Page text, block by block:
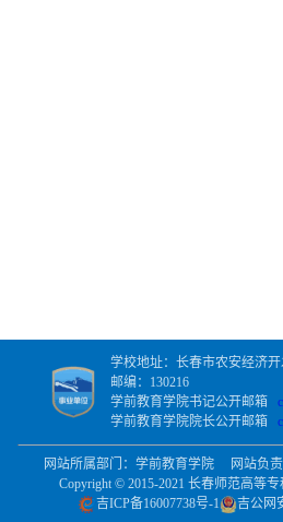
学校地址：长春市农安经济
邮编：130216
学前教育学院书记公开邮箱
学前教育学院院长公开邮箱
网站所属部门：学前教育学院 网站负
Copyright © 2015-2021 长春师范高等专
吉ICP备16007738号-1
吉公网